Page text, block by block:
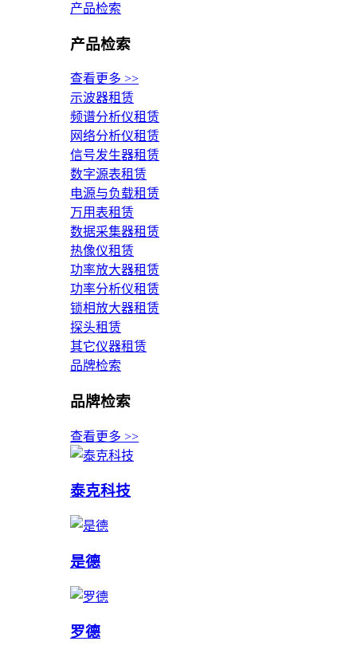
产品检索
产品检索
查看更多 >>
示波器租赁
频谱分析仪租赁
网络分析仪租赁
信号发生器租赁
数字源表租赁
电源与负载租赁
万用表租赁
数据采集器租赁
热像仪租赁
功率放大器租赁
功率分析仪租赁
锁相放大器租赁
探头租赁
其它仪器租赁
品牌检索
品牌检索
查看更多 >>
泰克科技
是德
罗德